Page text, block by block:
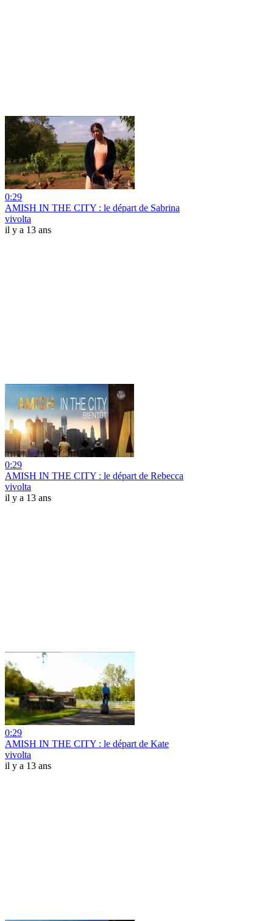
0:29
AMISH IN THE CITY : le départ de Sabrina
vivolta
il y a 13 ans
0:29
AMISH IN THE CITY : le départ de Rebecca
vivolta
il y a 13 ans
0:29
AMISH IN THE CITY : le départ de Kate
vivolta
il y a 13 ans